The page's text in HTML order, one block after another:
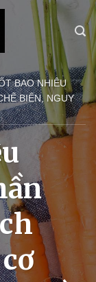
BAO NHIÊU
BIẾN, NGUY